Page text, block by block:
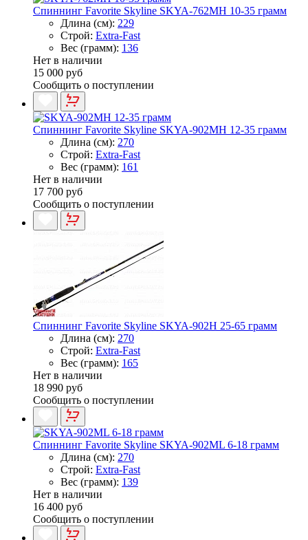
Спиннинг Favorite Skyline SKYA-762MH 10-35 грамм
Длина (см): 229
Строй: Extra-Fast
Вес (грамм): 136
Нет в наличии
15 000 руб
Сообщить о поступлении
Спиннинг Favorite Skyline SKYA-902MH 12-35 грамм
Длина (см): 270
Строй: Extra-Fast
Вес (грамм): 161
Нет в наличии
17 700 руб
Сообщить о поступлении
Спиннинг Favorite Skyline SKYA-902H 25-65 грамм
Длина (см): 270
Строй: Extra-Fast
Вес (грамм): 165
Нет в наличии
18 990 руб
Сообщить о поступлении
Спиннинг Favorite Skyline SKYA-902ML 6-18 грамм
Длина (см): 270
Строй: Extra-Fast
Вес (грамм): 139
Нет в наличии
16 400 руб
Сообщить о поступлении